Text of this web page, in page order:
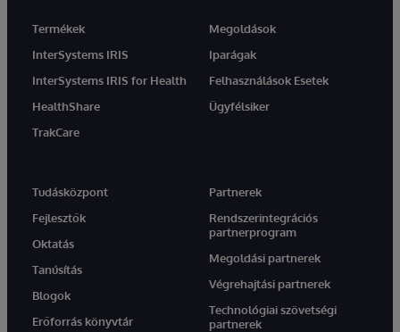
Termékek
InterSystems IRIS
InterSystems IRIS for Health
HealthShare
TrakCare
Megoldások
Iparágak
Felhasználások Esetek
Ügyfélsiker
Tudásközpont
Fejlesztők
Oktatás
Tanúsítás
Blogok
Erőforrás könyvtár
Partnerek
Rendszerintegrációs
partnerprogram
Megoldási partnerek
Végrehajtási partnerek
Technológiai szövetségi
partnerek